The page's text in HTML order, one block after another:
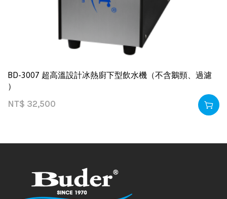
BD-3007 超高溫設計冰熱廚下型飲水機（不含鵝頸、過濾
）
NT$ 32,500